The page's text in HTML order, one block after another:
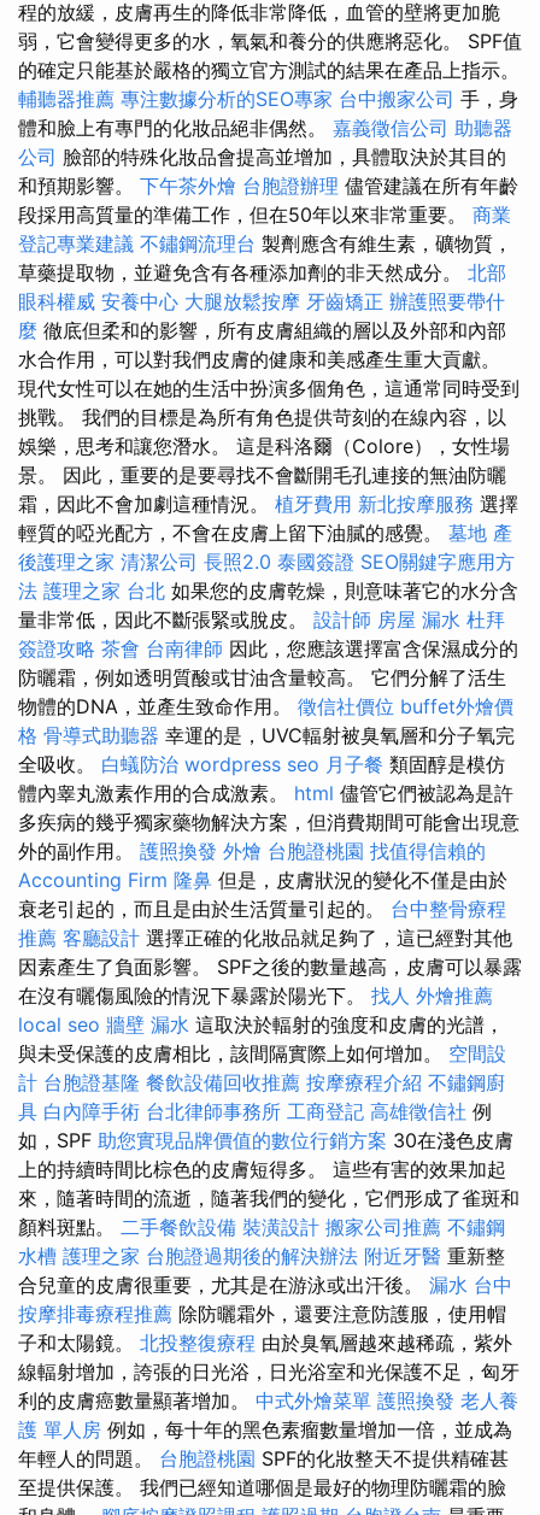
程的放緩，皮膚再生的降低非常降低，血管的壁將更加脆
弱，它會變得更多的水，氧氣和養分的供應將惡化。 SPF值
的確定只能基於嚴格的獨立官方測試的結果在產品上指示。
輔聽器推薦 專注數據分析的SEO專家 台中搬家公司 手，身
體和臉上有專門的化妝品絕非偶然。 嘉義徵信公司 助聽器
公司 臉部的特殊化妝品會提高並增加，具體取決於其目的
和預期影響。 下午茶外燴 台胞證辦理 儘管建議在所有年齡
段採用高質量的準備工作，但在50年以來非常重要。 商業
登記專業建議 不鏽鋼流理台 製劑應含有維生素，礦物質，
草藥提取物，並避免含有各種添加劑的非天然成分。 北部
眼科權威 安養中心 大腿放鬆按摩 牙齒矯正 辦護照要帶什
麼 徹底但柔和的影響，所有皮膚組織的層以及外部和內部
水合作用，可以對我們皮膚的健康和美感產生重大貢獻。
現代女性可以在她的生活中扮演多個角色，這通常同時受到
挑戰。 我們的目標是為所有角色提供苛刻的在線內容，以
娛樂，思考和讓您潛水。 這是科洛爾（Colore），女性場
景。 因此，重要的是要尋找不會斷開毛孔連接的無油防曬
霜，因此不會加劇這種情況。 植牙費用 新北按摩服務 選擇
輕質的啞光配方，不會在皮膚上留下油膩的感覺。 墓地 產
後護理之家 清潔公司 長照2.0 泰國簽證 SEO關鍵字應用方
法 護理之家 台北 如果您的皮膚乾燥，則意味著它的水分含
量非常低，因此不斷張緊或脫皮。 設計師 房屋 漏水 杜拜
簽證攻略 茶會 台南律師 因此，您應該選擇富含保濕成分的
防曬霜，例如透明質酸或甘油含量較高。 它們分解了活生
物體的DNA，並產生致命作用。 徵信社價位 buffet外燴價
格 骨導式助聽器 幸運的是，UVC輻射被臭氧層和分子氧完
全吸收。 白蟻防治 wordpress seo 月子餐 類固醇是模仿
體內睾丸激素作用的合成激素。 html 儘管它們被認為是許
多疾病的幾乎獨家藥物解決方案，但消費期間可能會出現意
外的副作用。 護照換發 外燴 台胞證桃園 找值得信賴的
Accounting Firm 隆鼻 但是，皮膚狀況的變化不僅是由於
衰老引起的，而且是由於生活質量引起的。 台中整骨療程
推薦 客廳設計 選擇正確的化妝品就足夠了，這已經對其他
因素產生了負面影響。 SPF之後的數量越高，皮膚可以暴露
在沒有曬傷風險的情況下暴露於陽光下。 找人 外燴推薦
local seo 牆壁 漏水 這取決於輻射的強度和皮膚的光譜，
與未受保護的皮膚相比，該間隔實際上如何增加。 空間設
計 台胞證基隆 餐飲設備回收推薦 按摩療程介紹 不鏽鋼廚
具 白內障手術 台北律師事務所 工商登記 高雄徵信社 例
如，SPF 助您實現品牌價值的數位行銷方案 30在淺色皮膚
上的持續時間比棕色的皮膚短得多。 這些有害的效果加起
來，隨著時間的流逝，隨著我們的變化，它們形成了雀斑和
顏料斑點。 二手餐飲設備 裝潢設計 搬家公司推薦 不鏽鋼
水槽 護理之家 台胞證過期後的解決辦法 附近牙醫 重新整
合兒童的皮膚很重要，尤其是在游泳或出汗後。 漏水 台中
按摩排毒療程推薦 除防曬霜外，還要注意防護服，使用帽
子和太陽鏡。 北投整復療程 由於臭氧層越來越稀疏，紫外
線輻射增加，誇張的日光浴，日光浴室和光保護不足，匈牙
利的皮膚癌數量顯著增加。 中式外燴菜單 護照換發 老人養
護 單人房 例如，每十年的黑色素瘤數量增加一倍，並成為
年輕人的問題。 台胞證桃園 SPF的化妝整天不提供精確甚
至提供保護。 我們已經知道哪個是最好的物理防曬霜的臉